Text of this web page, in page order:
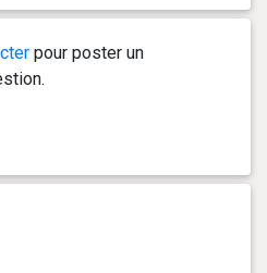
pour poster un